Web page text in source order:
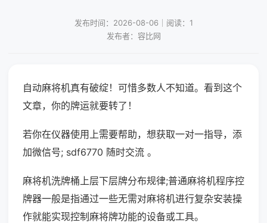
发布时间：2026-08-06｜阅读：1
发布者：容比网
自动麻将机真有破绽！可惜多数人不知道。看到这个
文章，你的牌运就要转了！
若你在仪器使用上需要帮助，想获取一对一指导，添
加微信号; sdf6770 随时交流 。
麻将机洗牌桶上层下层牌分布规律;普通麻将机程序控
牌器一般是指通过一些无需对麻将机进行复杂安装操
作就能实现控制麻将牌功能的设备或工具。